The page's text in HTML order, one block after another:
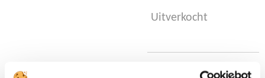
Uitverkocht
Dit vest is one size en te